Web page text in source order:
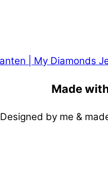
Made
Designed by me &